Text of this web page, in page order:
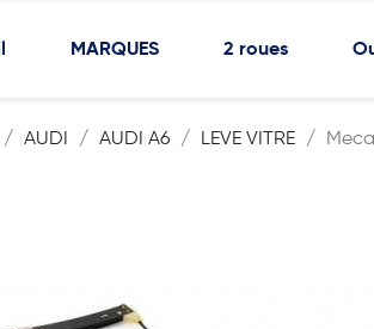
MARQUES 2 roues
AUDI AUDI A6 LEVE VITRE